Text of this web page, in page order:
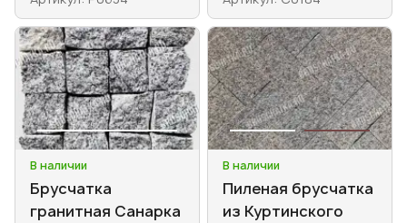
В наличии
Брусчатка
гранитная Санарка
В наличии
Пиленая брусчатка
из Куртинского